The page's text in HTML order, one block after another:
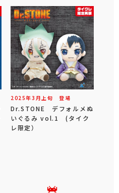
2025年3 月 上旬 登場
Dr.STONE デフォルメぬ
いぐるみ vol.1 (タイク
レ限定）